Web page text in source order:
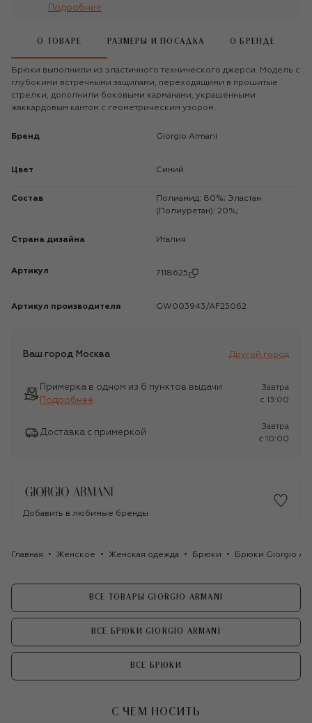
Подробнее
О ТОВАРЕ РАЗМЕРЫ И ПОСАДКА О БРЕНДЕ
Брюки выполнили из эластичного технического джерси. Модель с
глубокими встречными защипами, переходящими в прошитые
стрелки, дополнили боковыми карманами, украшенными
жаккардовым кантом с геометрическим узором.
Бренд Giorgio Armani
Цвет Синий
Состав
Полиамид: 80%; Эластан
(Полиуретан): 20%;
Страна дизайна Италия
Артикул 7118625
Артикул производителя GW003943/AF25062
Ваш город Москва Другой город
Примерка в одном из 6 пунктов выдачи
Подробнее
Завтра
c 13:00
Доставка с примеркой
Завтра
c 10:00
Добавить в любимые бренды
Главная Женское Женская одежда Брюки Брюки Giorgio
ВСЕ ТОВАРЫ GIORGIO ARMANI
ВСЕ БРЮКИ GIORGIO ARMANI
ВСЕ БРЮКИ
С ЧЕМ НОСИТЬ